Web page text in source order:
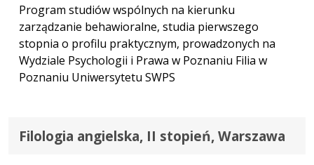
Program studiów wspólnych na kierunku
zarządzanie behawioralne, studia pierwszego
stopnia o profilu praktycznym, prowadzonych na
Wydziale Psychologii i Prawa w Poznaniu Filia w
Poznaniu Uniwersytetu SWPS
Filologia angielska, II stopień, Warszawa